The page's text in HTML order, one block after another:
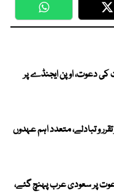
WhatsApp
کی دعوت، اوپن ایجنڈے پر
و تبادلے، متعدد اہم عہدوں
پر سعودی عرب پہنچ گئے،